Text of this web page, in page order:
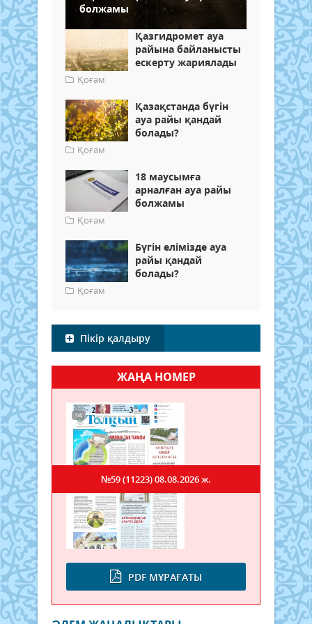
болжамы
Қазгидромет ауа
райына байланысты
ескерту жариялады
Қоғам
Қазақстанда бүгін
ауа райы қандай
болады?
Қоғам
18 маусымға
арналған ауа райы
болжамы
Қоғам
Бүгін елімізде ауа
райы қандай
болады?
Қоғам
Пікір қалдыру
ЖАҢА НОМЕР
PDF МҰРАҒАТЫ
№59 (11223)08.08.2026 ж.